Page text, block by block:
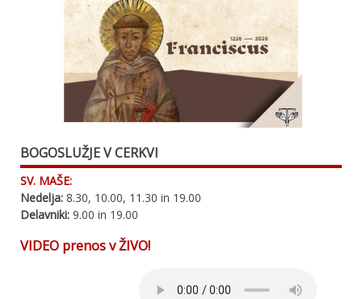
BOGOSLUŽJE V CERKVI
SV. MAŠE:
Nedelja: 8.30, 10.00, 11.30 in 19.00
Delavniki: 9.00 in 19.00
VIDEO prenos v ŽIVO!